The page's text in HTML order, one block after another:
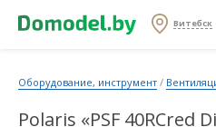
Витебск
Оборудование, инструмент /
Polaris «PSF 40RCred